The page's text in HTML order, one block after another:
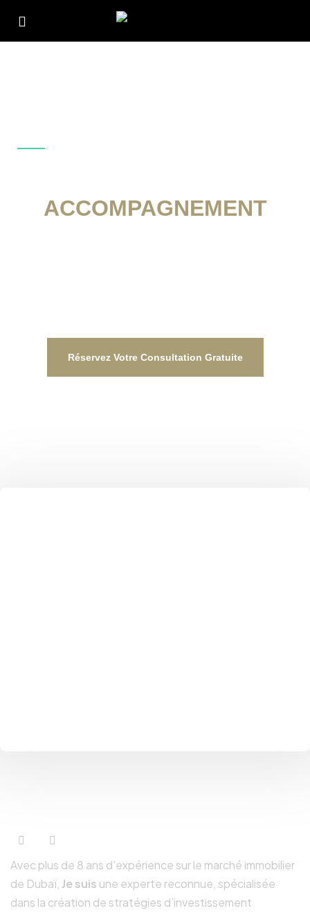
ACCOMPAGNEMENT
Réservez Votre Consultation Gratuite
Avec plus de 8 ans d’expérience sur le marché immobilier
de Dubaï, Je suis une experte reconnue, spécialisée
dans la création de stratégies d’investissement